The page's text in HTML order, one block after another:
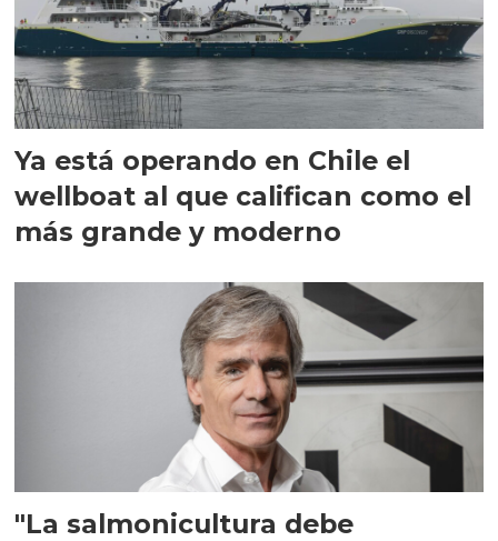
Ya está operando en Chile el
wellboat al que califican como el
más grande y moderno
"La salmonicultura debe